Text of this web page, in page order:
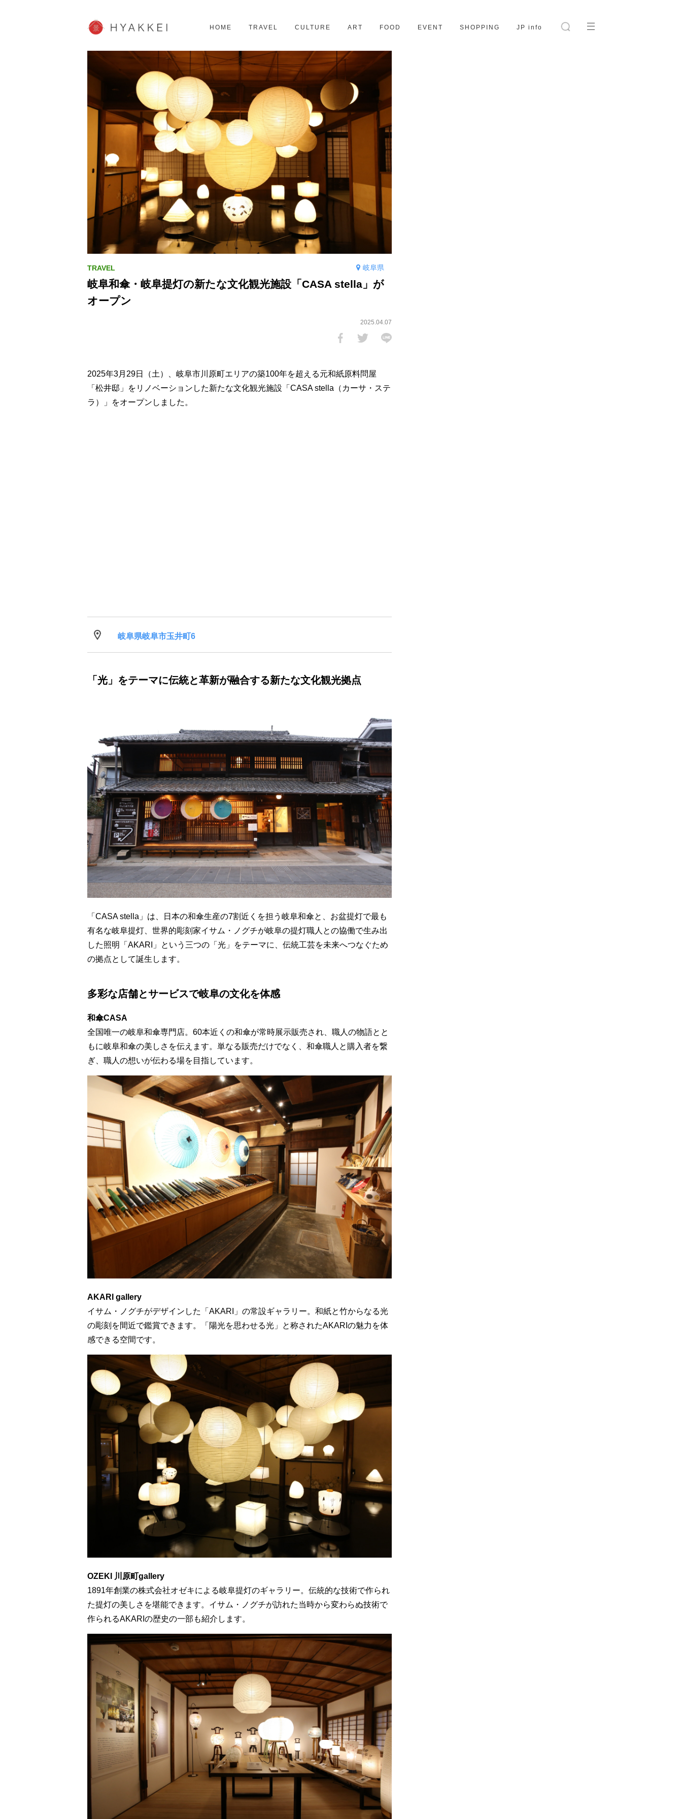
HOME TRAVEL CULTURE ART FOOD EVENT SHOPPING JP info
JP info
岐阜県
岐阜和傘・岐阜提灯の新たな文化観光施設「CASA stella」が
オープン
2025.04.07
2025年3月29日（土）、岐阜市川原町エリアの築100年を超える元和紙原料問屋
「松井邸」をリノベーションした新たな文化観光施設「CASA stella（カーサ・ステ
ラ）」をオープンしました。
岐阜県岐阜市玉井町6
「光」をテーマに伝統と革新が融合する新たな文化観光拠点
「CASA stella」は、日本の和傘生産の7割近くを担う岐阜和傘と、お盆提灯で最も
有名な岐阜提灯、世界的彫刻家イサム・ノグチが岐阜の提灯職人との協働で生み出
した照明「AKARI」という三つの「光」をテーマに、伝統工芸を未来へつなぐため
の拠点として誕生します。
多彩な店舗とサービスで岐阜の文化を体感
和傘CASA
全国唯一の岐阜和傘専門店。60本近くの和傘が常時展示販売され、職人の物語とと
もに岐阜和傘の美しさを伝えます。単なる販売だけでなく、和傘職人と購入者を繋
ぎ、職人の想いが伝わる場を目指しています。
AKARI gallery
イサム・ノグチがデザインした「AKARI」の常設ギャラリー。和紙と竹からなる光
の彫刻を間近で鑑賞できます。「陽光を思わせる光」と称されたAKARIの魅力を体
感できる空間です。
OZEKI 川原町gallery
1891年創業の株式会社オゼキによる岐阜提灯のギャラリー。伝統的な技術で作られ
た提灯の美しさを堪能できます。イサム・ノグチが訪れた当時から変わらぬ技術で
作られるAKARIの歴史の一部も紹介します。